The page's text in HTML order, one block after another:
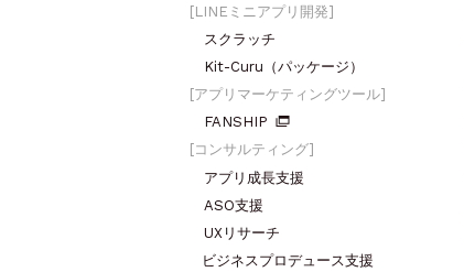
LINEミニアプリ開発
スクラッチ
Kit-Curu（パッケージ）
アプリマーケティングツール
FANSHIP
コンサルティング
アプリ成長支援
ASO支援
UXリサーチ
ビジネスプロデュース支援